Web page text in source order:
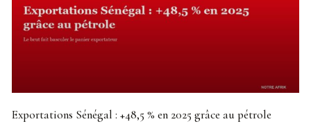
Exportations Sénégal : +48,5 % en 2025 grâce au pétrole